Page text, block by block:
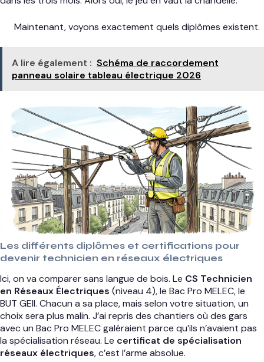
Maintenant, voyons exactement quels diplômes existent.
A lire également : Schéma de raccordement
panneau solaire tableau électrique 2026
Les différents diplômes et certifications pour
devenir technicien en réseaux électriques
Ici, on va comparer sans langue de bois. Le CS Technicien
en Réseaux Électriques (niveau 4), le Bac Pro MELEC, le
BUT GEII. Chacun a sa place, mais selon votre situation, un
choix sera plus malin. J’ai repris des chantiers où des gars
avec un Bac Pro MELEC galéraient parce qu’ils n’avaient pas
la spécialisation réseau. Le certificat de spécialisation
réseaux électriques, c’est l’arme absolue.